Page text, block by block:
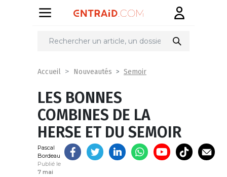
Partager
Accueil Nouveautés Semoir
LES BONNES
COMBINES DE LA
HERSE ET DU SEMOIR
Pascal
Bordeau
Publié le
7 mai